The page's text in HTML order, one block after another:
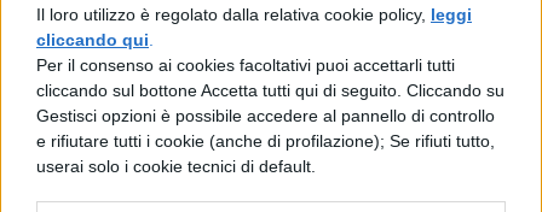
Il loro utilizzo è regolato dalla relativa cookie policy, leggi
cliccando qui
Per il consenso ai cookies facoltativi puoi accettarli tutti
cliccando sul bottone Accetta tutti qui di seguito. Cliccando su
Gestisci opzioni è possibile accedere al pannello di controllo
e rifiutare tutti i cookie (anche di profilazione); Se rifiuti tutto,
userai solo i cookie tecnici di default.
ha chance: “Hai le stesse probabilità che ha
il telescopio Hubble di scoprire che al
centro di ogni buco nero c’è un omino con
una torcia intento a cercare il contatore”.